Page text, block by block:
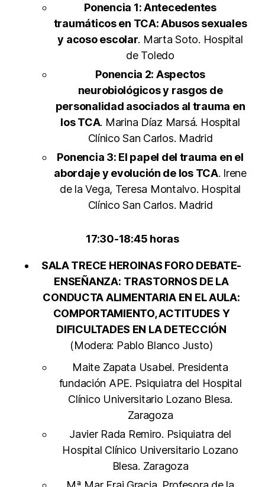
Ponencia 1: Antecedentes
traumáticos en TCA: Abusos sexuales
y acoso escolar. Marta Soto. Hospital
de Toledo
Ponencia 2: Aspectos
neurobiológicos y rasgos de
personalidad asociados al trauma en
los TCA. Marina Díaz Marsá. Hospital
Clínico San Carlos. Madrid
Ponencia 3: El papel del trauma en el
abordaje y evolución de los TCA. Irene
de la Vega, Teresa Montalvo. Hospital
Clínico San Carlos. Madrid
17:30-18:45 horas
SALA TRECE HEROINAS FORO DEBATE-
ENSEÑANZA: TRASTORNOS DE LA
CONDUCTA ALIMENTARIA EN EL AULA:
COMPORTAMIENTO, ACTITUDES Y
DIFICULTADES EN LA DETECCIÓN
(Modera: Pablo Blanco Justo)
Maite Zapata Usabel. Presidenta
fundación APE. Psiquiatra del Hospital
Clínico Universitario Lozano Blesa.
Zaragoza
Javier Rada Remiro. Psiquiatra del
Hospital Clínico Universitario Lozano
Blesa. Zaragoza